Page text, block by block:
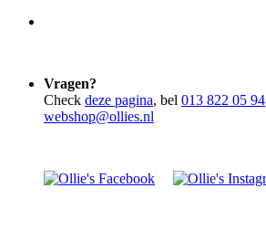
Vragen?
Check deze pagina, bel 013 822 05 94
webshop@ollies.nl